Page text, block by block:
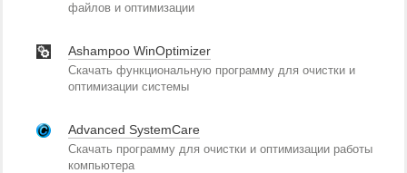
файлов и оптимизации
Ashampoo WinOptimizer
Скачать функциональную программу для очистки и
оптимизации системы
Advanced SystemCare
Скачать программу для очистки и оптимизации работы
компьютера